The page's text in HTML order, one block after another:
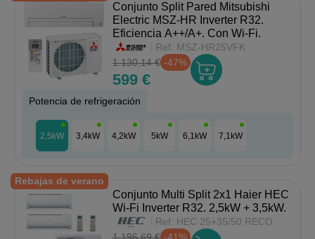
Conjunto Split Pared Mitsubishi
Electric MSZ-HR Inverter R32.
Eficiencia A++/A+. Con Wi-Fi.
Ref: MSZ-HR25VFK
1.130,14 € -47%
599 €
Potencia de refrigeración
2,5kW 3,4kW 4,2kW 5kW 6,1kW 7,1kW
Rebajas de verano
Conjunto Multi Split 2x1 Haier HEC
Wi-Fi Inverter R32. 2,5kW + 3,5kW.
Ref: HEC 25+35/50 RECO